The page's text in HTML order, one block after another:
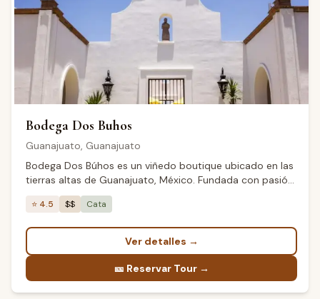
Bodega Dos Buhos
Guanajuato, Guanajuato
Bodega Dos Búhos es un viñedo boutique ubicado en las
tierras altas de Guanajuato, México. Fundada con pasión
por la viticultura artesanal, combina técnicas
tradicionales con innovación moderna para crear vinos
único de la región y suelos minerales, produciendo
varietales distintivos que reflejan el terroir mexicano.
Ofrecemos experiencias de cata, tours guiados y
eventos especiales en un ambiente acogedor rodeado
de paisajes espectaculares.
⭐ 4.5 $$ Cata
Ver detalles →
🎫 Reservar Tour →